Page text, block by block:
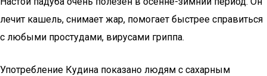
лечит кашель, снимает жар, помогает быстрее справиться
с любыми простудами, вирусами гриппа.
Употребление Кудина показано людям с сахарным